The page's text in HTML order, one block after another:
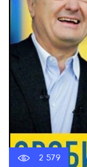
2 579